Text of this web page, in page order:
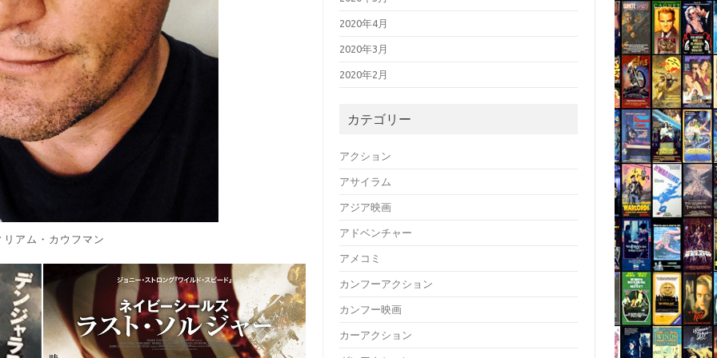
リアム・カウフマン
2020年4月
2020年3月
2020年2月
カテゴリー
アクション
アサイラム
アジア映画
アドベンチャー
アメコミ
カンフーアクション
カンフー映画
カーアクション